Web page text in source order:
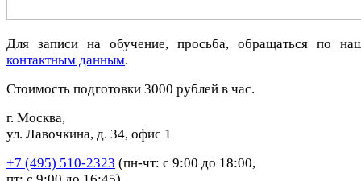
Для записи на обучение, просьба, обращаться по
контактным данным.
Стоимость подготовки 3000 рублей в час.
г. Москва,
ул. Лавочкина, д. 34, офис 1
+7 (495) 510-2323 (пн-чт: с 9:00 до 18:00,